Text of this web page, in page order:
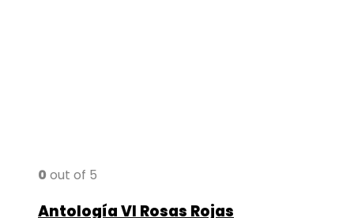
0 out of 5
Antología VI Rosas Rojas